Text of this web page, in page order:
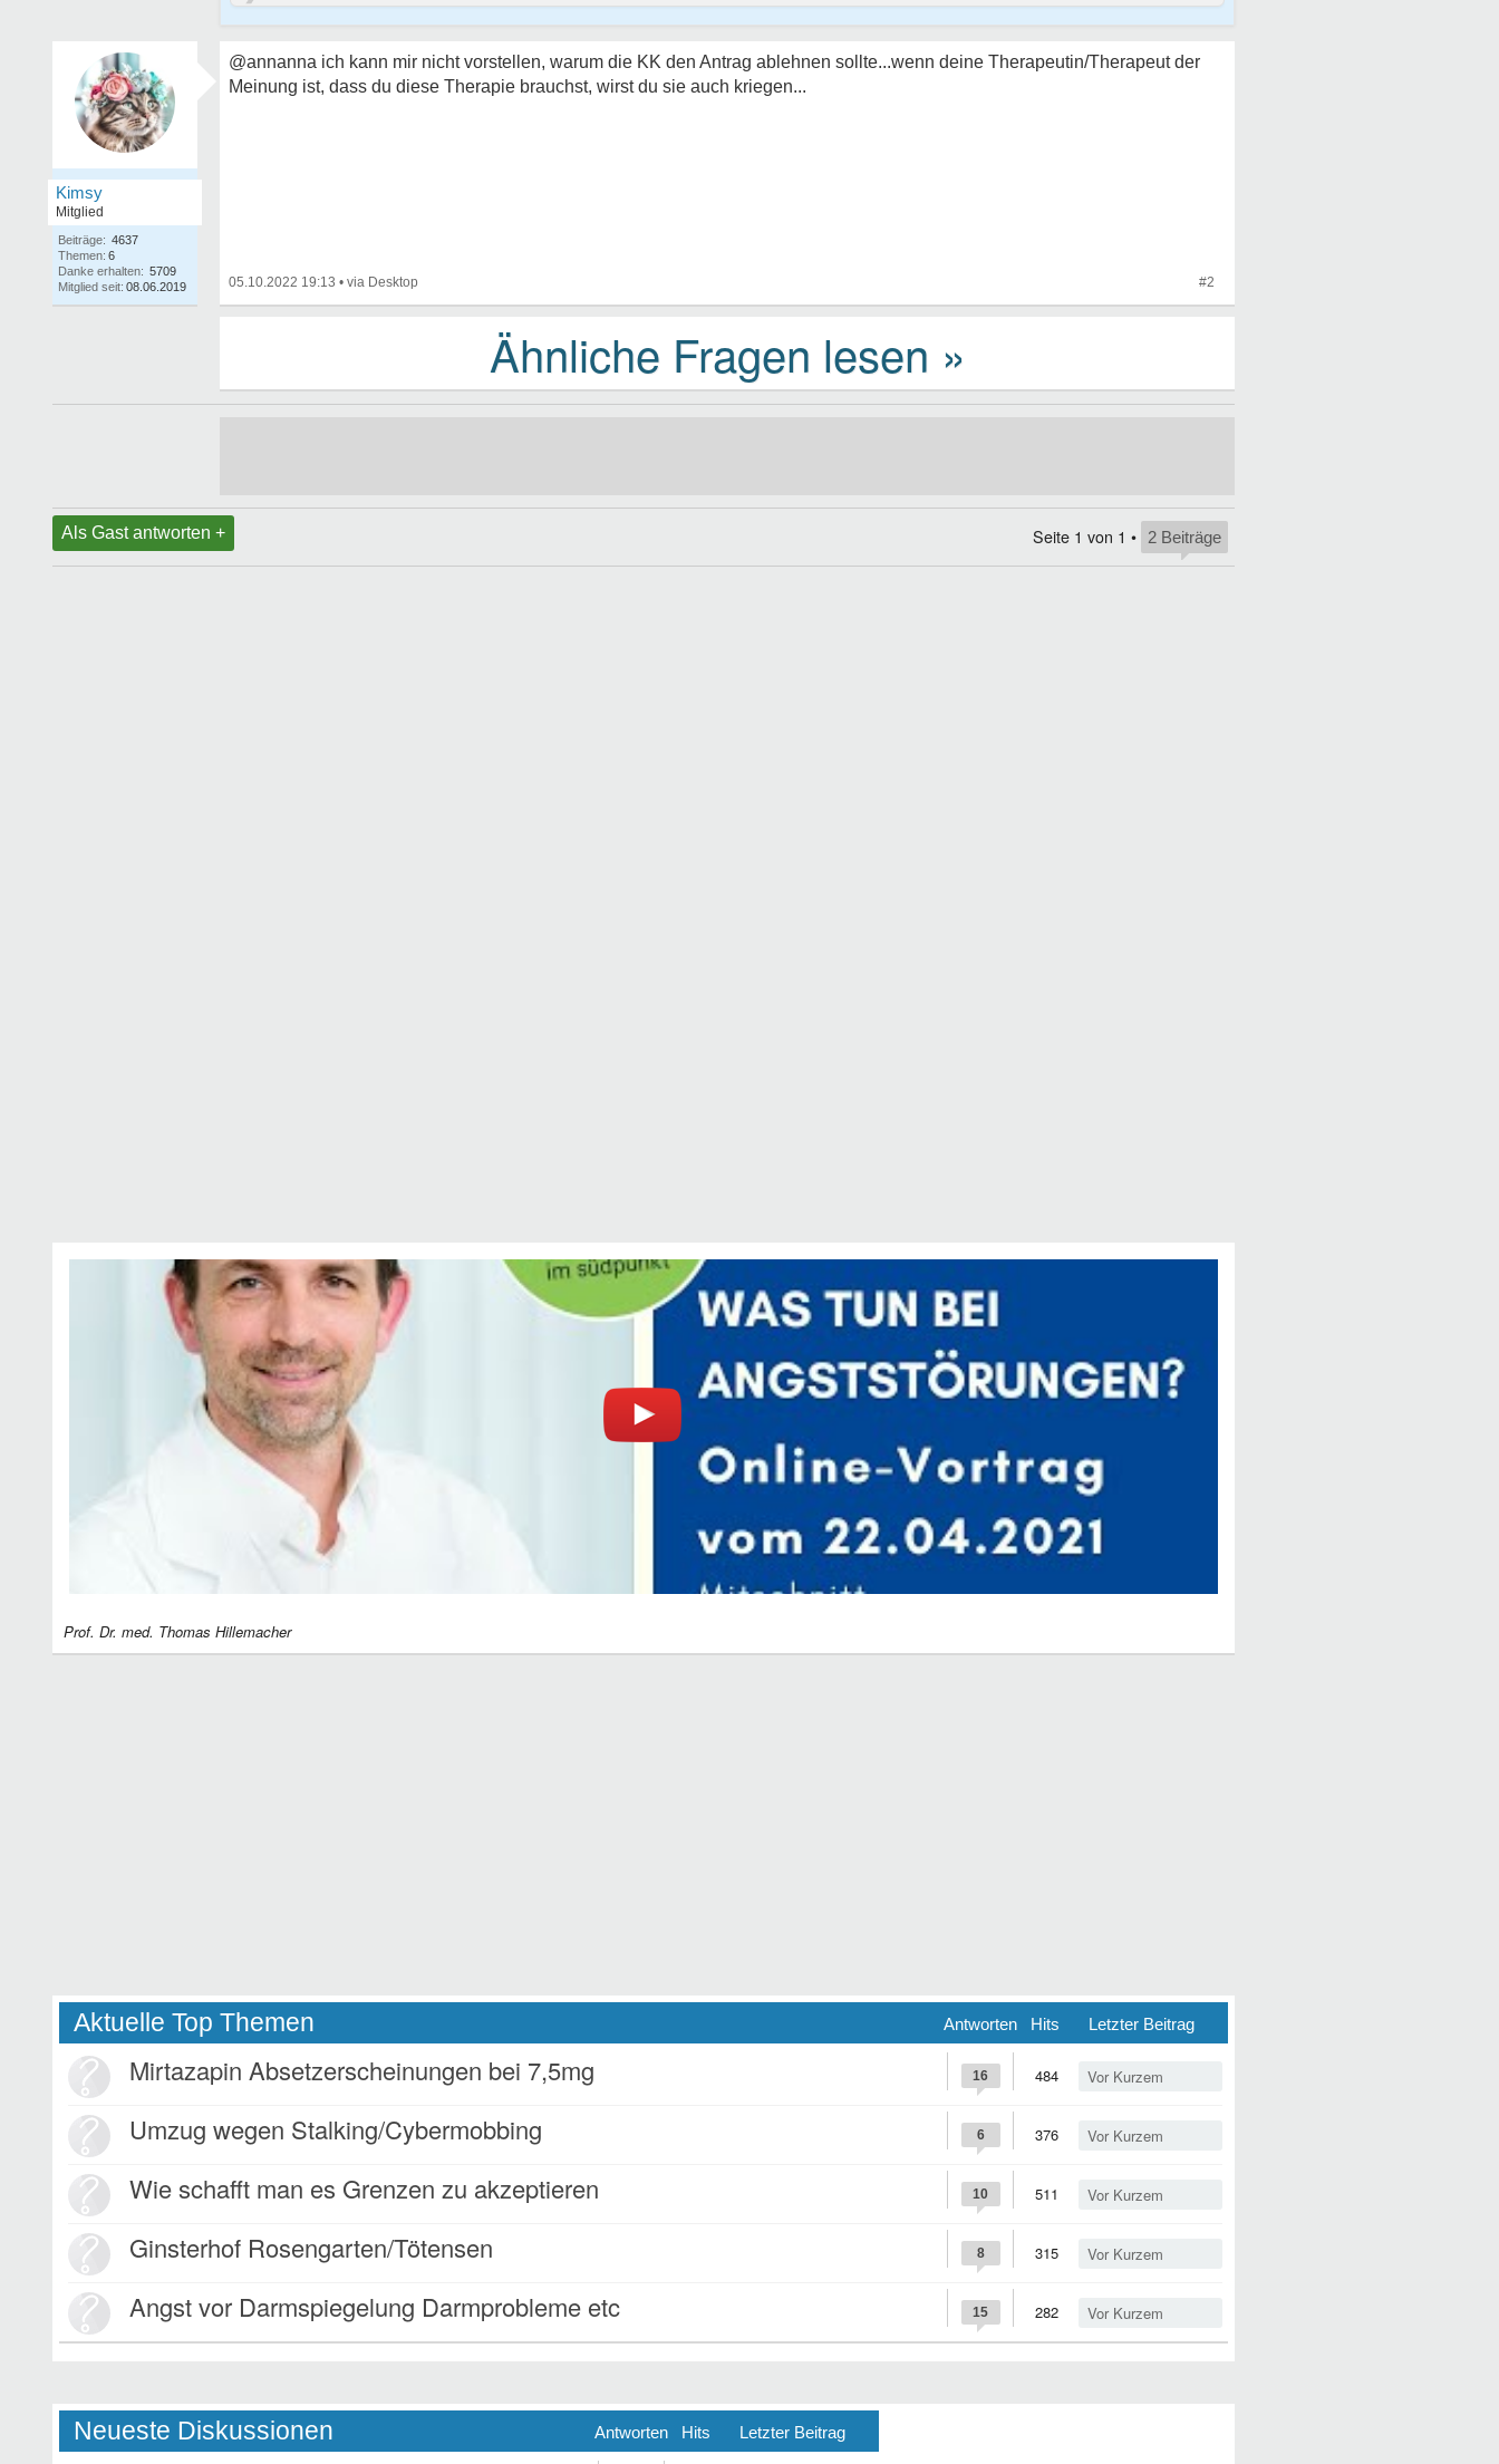
Kimsy
Mitglied
Beiträge: 4637
Themen: 6
Danke erhalten: 5709
Mitglied seit: 08.06.2019
@annanna ich kann mir nicht vorstellen, warum die KK den Antrag ablehnen sollte...wenn deine Therapeutin/Therapeut der
Meinung ist, dass du diese Therapie brauchst, wirst du sie auch kriegen...
05.10.2022 19:13 • #2
Als Gast antworten + Seite 1 von 1 • 2 Beiträge
Prof. Dr. med. Thomas Hillemacher
Aktuelle Top Themen Hits
Antworten Letzter Beitrag
Mirtazapin Absetzerscheinungen bei 7,5mg Vor Kurzem
484
16
Umzug wegen Stalking/Cybermobbing Vor Kurzem
376
6
Wie schafft man es Grenzen zu akzeptieren Vor Kurzem
511
10
Ginsterhof Rosengarten/Tötensen Vor Kurzem
315
8
Angst vor Darmspiegelung Darmprobleme etc Vor Kurzem
282
15
Neueste Diskussionen Hits
Antworten Letzter Beitrag